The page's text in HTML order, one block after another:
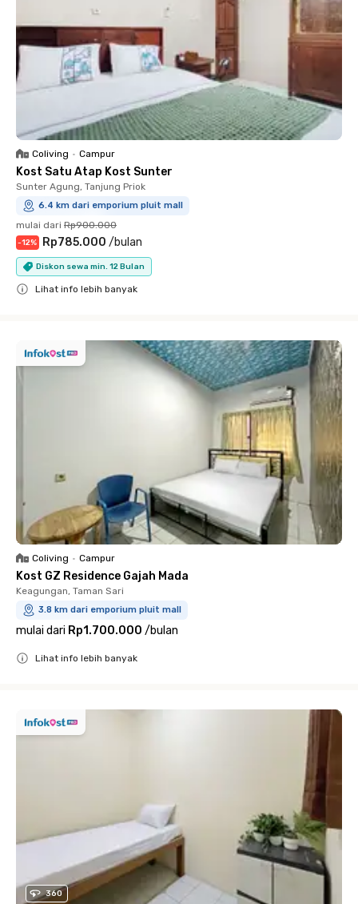
Coliving • Campur
Kost Satu Atap Kost Sunter
Sunter Agung, Tanjung Priok
6.4 km dari emporium pluit mall
mulai dari Rp900.000
-12% Rp785.000 /bulan
Diskon sewa min. 12 Bulan
Lihat info lebih banyak
Coliving • Campur
Kost GZ Residence Gajah Mada
Keagungan, Taman Sari
3.8 km dari emporium pluit mall
mulai dari Rp1.700.000 /bulan
Lihat info lebih banyak
360